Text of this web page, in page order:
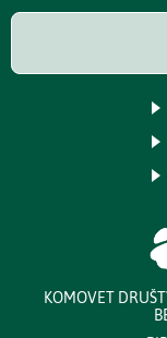
KOMOVET